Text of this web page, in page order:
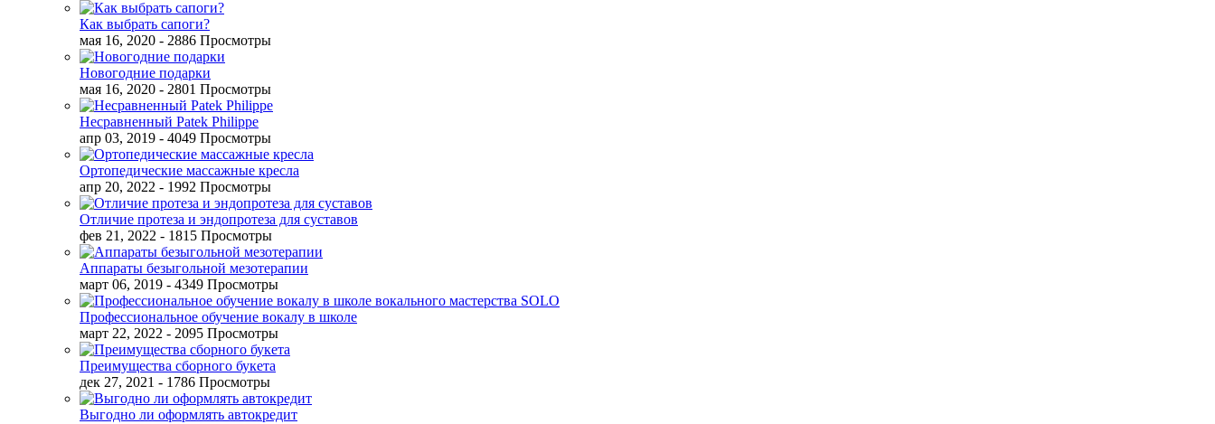
Как выбрать сапоги?
мая 16, 2020 - 2886 Просмотры
Новогодние подарки
мая 16, 2020 - 2801 Просмотры
Несравненный Patek Philippe
апр 03, 2019 - 4049 Просмотры
Ортопедические массажные кресла
апр 20, 2022 - 1992 Просмотры
Отличие протеза и эндопротеза для суставов
фев 21, 2022 - 1815 Просмотры
Аппараты безыгольной мезотерапии
март 06, 2019 - 4349 Просмотры
Профессиональное обучение вокалу в школе
март 22, 2022 - 2095 Просмотры
Преимущества сборного букета
дек 27, 2021 - 1786 Просмотры
Выгодно ли оформлять автокредит